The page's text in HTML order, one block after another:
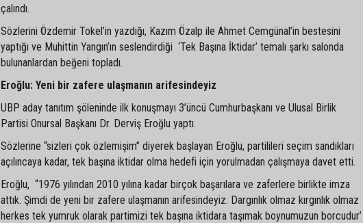
çalındı.
Sözlerini Özdemir Tokel’in yazdığı, Kazım Özalp ile Ahmet Cemgünal’in bestesini
yaptığı ve Muhittin Yangın’ın seslendirdiği ‘Tek Başına İktidar’ temalı şarkı salonda
bulunanlardan beğeni topladı.
Eroğlu: Yeni bir zafere ulaşmanın arifesindeyiz
UBP aday tanıtım şöleninde ilk konuşmayı 3’üncü Cumhurbaşkanı ve Ulusal Birlik
Partisi Onursal Başkanı Dr. Derviş Eroğlu yaptı.
Sözlerine “sizleri çok özlemişim” diyerek başlayan Eroğlu, partilileri seçim sandıkları
açılıncaya kadar, tek başına iktidar olma hedefi için yorulmadan çalışmaya davet etti.
Eroğlu, “1976 yılından 2010 yılına kadar birçok başarılara ve zaferlere birlikte imza
attık. Şimdi de yeni bir zafere ulaşmanın arifesindeyiz. Dargınlık olmaz kırgınlık olmaz
herkes tek yumruk olarak partimizi tek başına iktidara taşımak boynumuzun borcudur’